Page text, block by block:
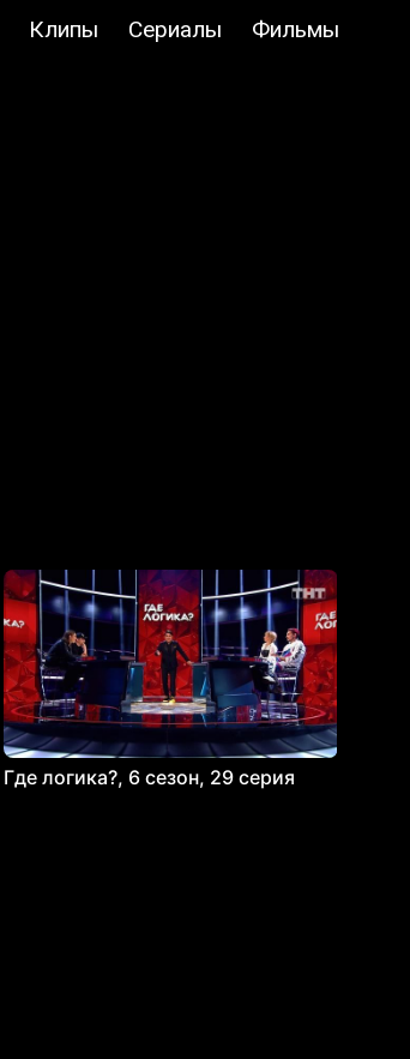
Клипы Сериалы Фильмы
Где логика?, 6 сезон, 29 серия